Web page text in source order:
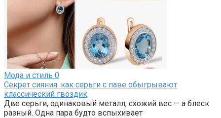
Мода и стиль 0
Секрет сияния: как серьги с паве обыгрывают
классический гвоздик
Две серьги, одинаковый металл, схожий вес — а блеск
разный. Одна пара будто вспыхивает